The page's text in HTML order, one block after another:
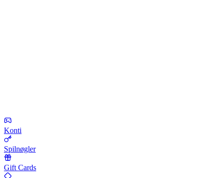
Konti
Spilnøgler
Gift Cards